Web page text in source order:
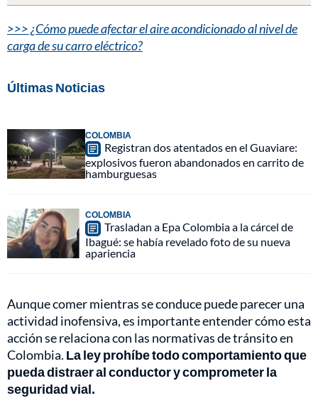
>>> ¿Cómo puede afectar el aire acondicionado al nivel de
carga de su carro eléctrico?
Últimas Noticias
COLOMBIA
Registran dos atentados en el Guaviare:
explosivos fueron abandonados en carrito de
hamburguesas
COLOMBIA
Trasladan a Epa Colombia a la cárcel de
Ibagué: se había revelado foto de su nueva
apariencia
Aunque comer mientras se conduce puede parecer una
actividad inofensiva, es importante entender cómo esta
acción se relaciona con las normativas de tránsito en
Colombia. La ley prohíbe todo comportamiento que
pueda distraer al conductor y comprometer la
seguridad vial.